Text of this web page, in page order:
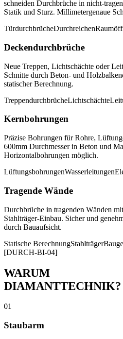
schneiden Durchbrüche in nicht-
Statik und Sturz. Millimetergenaue
TürdurchbrücheDurchreichen
Deckendurchbrüche
Neue Treppen, Lichtschächte oder
Schnitte durch Beton- und
statischer Berechnung.
TreppendurchbrücheLichtschächte
Kernbohrungen
Präzise Bohrungen für Rohre,
600mm Durchmesser in Beton und
Horizontalbohrungen möglich.
LüftungsbohrungenWasserleitungen
Tragende Wände
Durchbrüche in tragenden Wänden
Stahlträger-Einbau. Sicher und
durch Bauaufsicht.
Statische BerechnungStahlträger
[DURCH-BI-04]
WARUM
DIAMANTTECHNIK?
01
Staubarm